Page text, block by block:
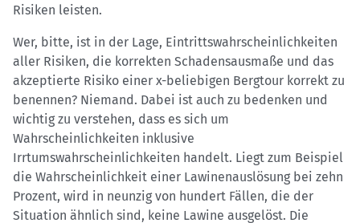
Risiken leisten.
Wer, bitte, ist in der Lage, Eintrittswahrscheinlichkeiten
aller Risiken, die korrekten Schadensausmaße und das
akzeptierte Risiko einer x-beliebigen Bergtour korrekt zu
benennen? Niemand. Dabei ist auch zu bedenken und
wichtig zu verstehen, dass es sich um
Wahrscheinlichkeiten inklusive
Irrtumswahrscheinlichkeiten handelt. Liegt zum Beispiel
die Wahrscheinlichkeit einer Lawinenauslösung bei zehn
Prozent, wird in neunzig von hundert Fällen, die der
Situation ähnlich sind, keine Lawine ausgelöst. Die